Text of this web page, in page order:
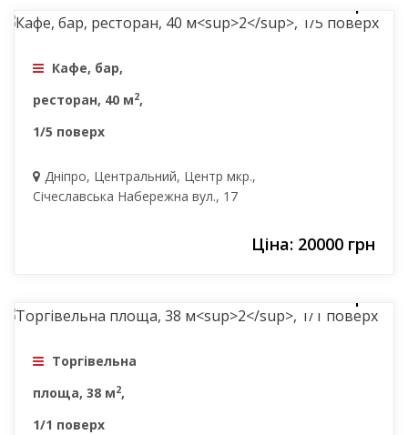
Ціна: 20000 грн
Кафе, бар,
ресторан, 40 м2,
1/5 поверх
Дніпро, Центральний, Центр мкр.,
Січеславська Набережна вул., 17
Торгівельна
площа, 38 м2,
1/1 поверх